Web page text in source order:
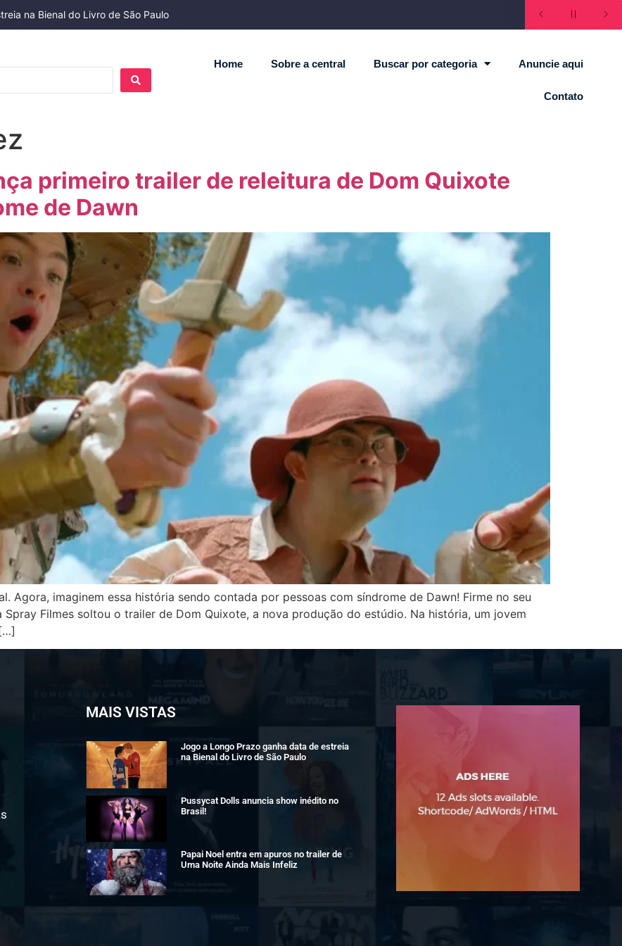
na Bienal do Livro de São Paulo
Home Sobre a central Buscar por categoria Anuncie aqui
Contato
primeiro trailer de releitura de Dom Quixote
de Dawn
Agora, imaginem essa história sendo contada por pessoas com síndrome de Dawn! Firme no seu
Filmes soltou o trailer de Dom Quixote, a nova produção do estúdio. Na história, um jovem
MAIS VISTAS
Jogo a Longo Prazo ganha data de estreia
na Bienal do Livro de São Paulo
Pussycat Dolls anuncia show inédito no
Brasil!
Papai Noel entra em apuros no trailer de
Uma Noite Ainda Mais Infeliz